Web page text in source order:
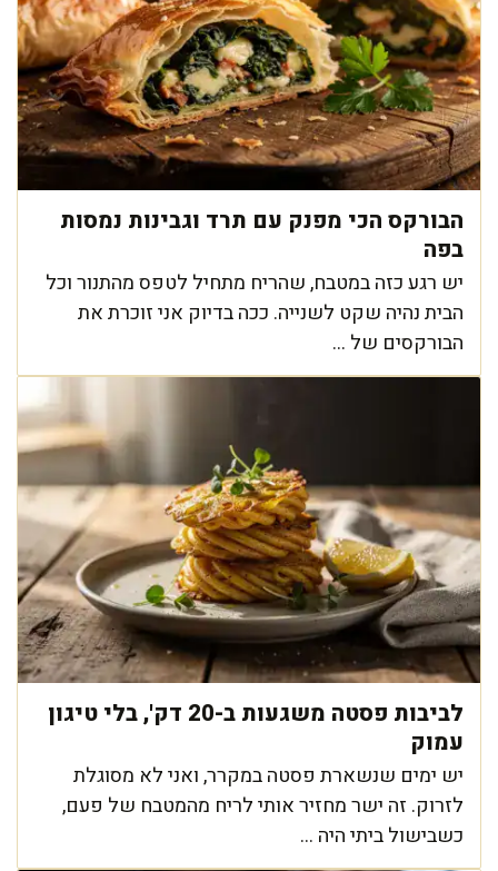
הבורקס הכי מפנק עם תרד וגבינות נמסות
בפה
יש רגע כזה במטבח, שהריח מתחיל לטפס מהתנור וכל
הבית נהיה שקט לשנייה. ככה בדיוק אני זוכרת את
הבורקסים של ...
לביבות פסטה משגעות ב-20 דק', בלי טיגון
עמוק
יש ימים שנשארת פסטה במקרר, ואני לא מסוגלת
לזרוק. זה ישר מחזיר אותי לריח מהמטבח של פעם,
כשבישול ביתי היה ...